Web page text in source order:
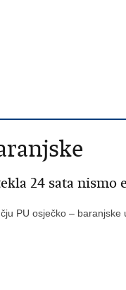
24 sata nismo
PU osječko –